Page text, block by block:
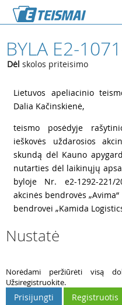
BYLA E2-
Dėl skolos priteisimo
Lietuvos apeliacinio
Dalia Kačinskienė,
teismo posėdyje
ieškovės uždarosios
skundą dėl Kauno
nutarties dėl laikinųjų
byloje Nr. e2-1292-221/
akcinės bendrovės
bendrovei „Kamida
Nustatė
Norėdami peržiūrėti visą
Užsiregistruokite.
Prisijungti Registruotis